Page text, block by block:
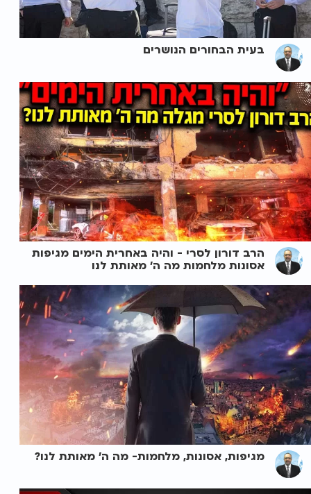
בעית הבחורים הנושרים
הרב דורון לסרי - והיה באחרית הימים מגיפות
אסונות מלחמות מה ה' מאותת לנו
מגיפות, אסונות, מלחמות- מה ה' מאותת לנו?